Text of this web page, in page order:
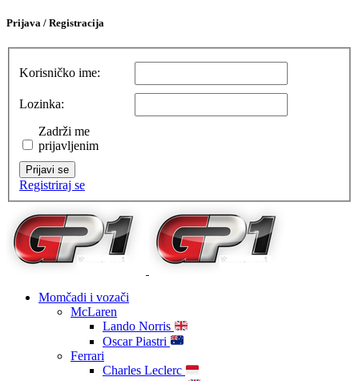
Prijava / Registracija
Korisničko ime:
Lozinka:
Zadrži me
prijavljenim
Prijavi se
Registriraj se
Momčadi i vozači
McLaren
Lando Norris
Oscar Piastri
Ferrari
Charles Leclerc